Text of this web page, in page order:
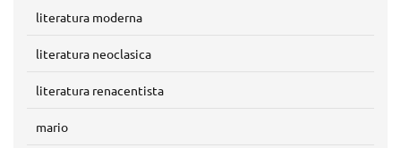
literatura moderna
literatura neoclasica
literatura renacentista
mario